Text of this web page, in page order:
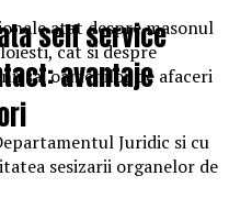
atat despre masonul
cat si despre
sai oamenilor de afaceri
Juridic si cu
sesizarii organelor de
self service
avantaje